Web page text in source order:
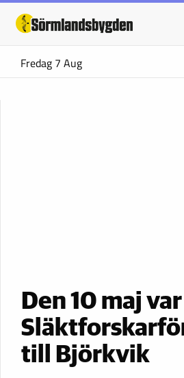
Fredag 7 Aug
Den 10 maj
till Björkvik